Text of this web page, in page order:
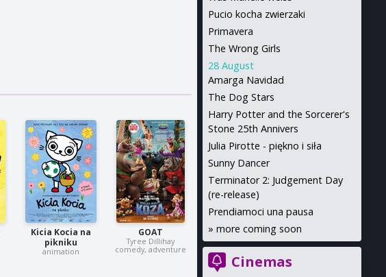
Kicia Kocia na
pikniku
animation
GOAT
Tyree Dillihay
comedy, adventure
Pucio kocha zwierzaki
Primavera
The Wrong Girls
28 August
Amarga Navidad
The Dog Stars
Harry Potter and the Sorcerer's
Stone 25th Annivers
Julia Pirotte - piękno i siła
Sunny Dancer
Terminator 2: Judgement Day
(re-release)
Prendiamoci una pausa
» more coming soon
Cinemas